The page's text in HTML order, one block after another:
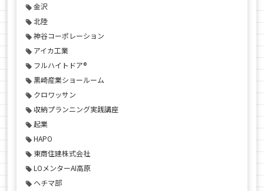
金沢
北陸
神谷コーポレーション
アイカ工業
フルハイトドア®
黒崎産業ショールーム
クロワッサン
収納プランニング実践講座
起業
HAPO
東商住建株式会社
LOメンターAI高原
ヘチマ部